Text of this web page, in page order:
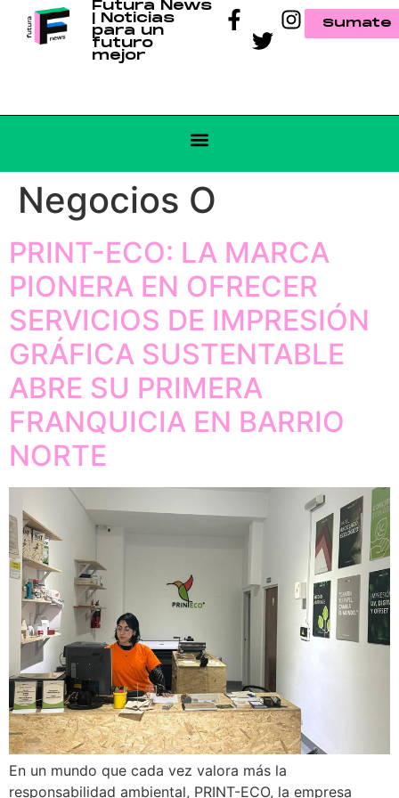
Futura News
| Noticias
para un
futuro
mejor
Sumate
Negocios O
PRINT-ECO: LA MARCA
PIONERA EN OFRECER
SERVICIOS DE IMPRESIÓN
GRÁFICA SUSTENTABLE
ABRE SU PRIMERA
FRANQUICIA EN BARRIO
NORTE
En un mundo que cada vez valora más la
responsabilidad ambiental, PRINT-ECO, la empresa